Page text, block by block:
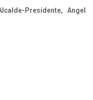
Presidente, Angel